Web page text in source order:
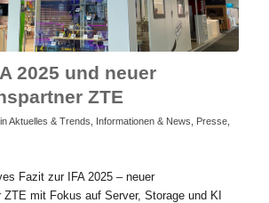
2025 und neuer
ZTE
inAktuelles & Trends Informationen & News Presse,
Fazit zur IFA 2025 – neuer
ZTE mit Fokus auf Server, Storage und KI​